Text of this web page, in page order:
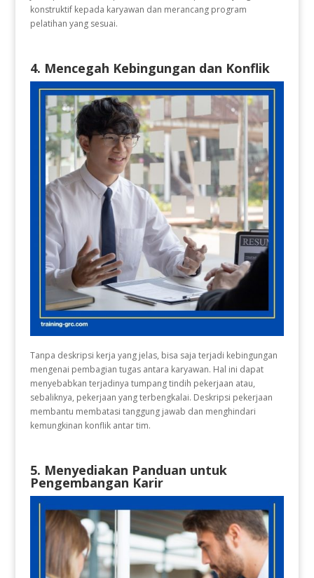
konstruktif kepada karyawan dan merancang program
pelatihan yang sesuai.
4. Mencegah Kebingungan dan Konflik
Tanpa deskripsi kerja yang jelas, bisa saja terjadi kebingungan
mengenai pembagian tugas antara karyawan. Hal ini dapat
menyebabkan terjadinya tumpang tindih pekerjaan atau,
sebaliknya, pekerjaan yang terbengkalai. Deskripsi pekerjaan
membantu membatasi tanggung jawab dan menghindari
kemungkinan konflik antar tim.
5. Menyediakan Panduan untuk
Pengembangan Karir